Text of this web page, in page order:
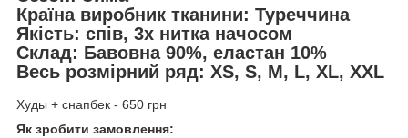
Країна виробник тканини: Туреччина
Якість: спів, 3х нитка начосом
Склад: Бавовна 90%, еластан 10%
Весь розмірний ряд: XS, S, M, L, XL, XXL
Худы + снапбек - 650 грн
Як зробити замовлення: